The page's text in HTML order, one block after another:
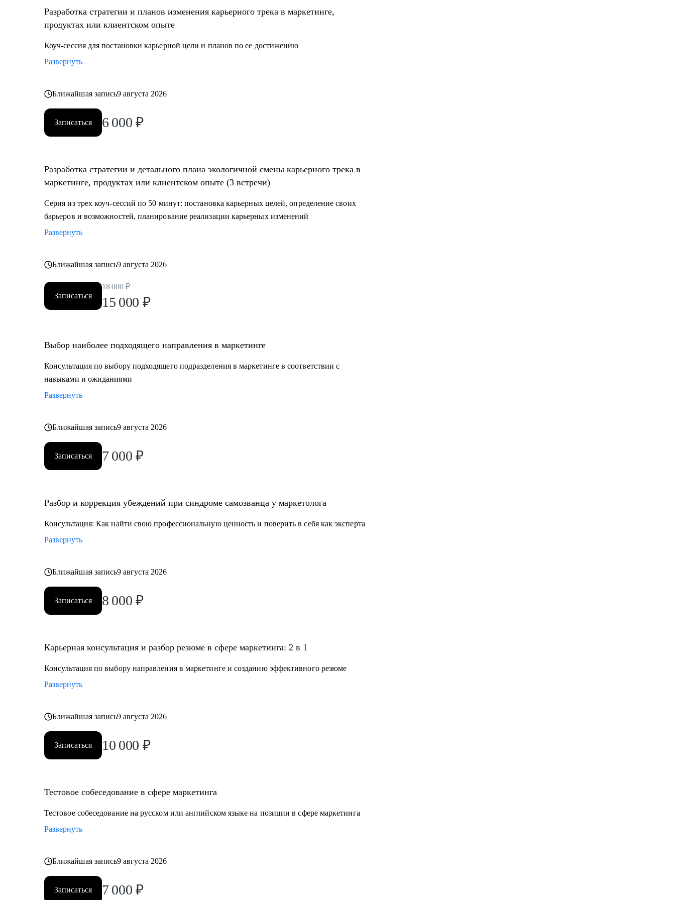
• Подготовиться к руководящей роли
• Экологично пройти процесс увольнения
• Разобраться в подразделениях маркетинга
Кому могу помочь:
• Руководителям бизнеса и отдельных подразделений
Сегодня я – ментор и коуч по профессиональному развитию. Если вам нужно пересобрать
карьерные цели и сформировать стратегию, заново поверить в себя или сделать непростой выбор,
Разработка стратегии и планов изменения карьерного трека в маркетинге,
продуктах или клиентском опыте
Коуч-сессия для постановки карьерной цели и планов по ее достижению
Развернуть
Ближайшая запись9 августа 2026
Записаться 6 000 ₽
Разработка стратегии и детального плана экологичной смены карьерного трека в
маркетинге, продуктах или клиентском опыте (3 встречи)
Серия из трех коуч-сессий по 50 минут: постановка карьерных целей, определение своих
барьеров и возможностей, планирование реализации карьерных изменений
Развернуть
Ближайшая запись9 августа 2026
Записаться
18 000 ₽
15 000 ₽
Выбор наиболее подходящего направления в маркетинге
Консультация по выбору подходящего подразделения в маркетинге в соответствии с
навыками и ожиданиями
Развернуть
Ближайшая запись9 августа 2026
Записаться 7 000 ₽
Разбор и коррекция убеждений при синдроме самозванца у маркетолога
Консультация: Как найти свою профессиональную ценность и поверить в себя как эксперта
Развернуть
Ближайшая запись9 августа 2026
Записаться 8 000 ₽
Карьерная консультация и разбор резюме в сфере маркетинга: 2 в 1
Консультация по выбору направления в маркетинге и созданию эффективного резюме
Развернуть
Ближайшая запись9 августа 2026
Записаться 10 000 ₽
Тестовое собеседование в сфере маркетинга
Тестовое собеседование на русском или английском языке на позиции в сфере маркетинга
Развернуть
Ближайшая запись9 августа 2026
Записаться 7 000 ₽